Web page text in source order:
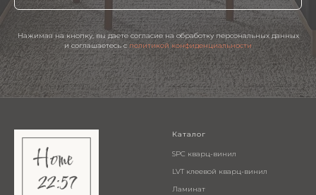
Нажимая на кнопку, вы даете согласие на обработку персональных данных
и соглашаетесь c политикой конфиденциальности
Каталог
SPC кварц-винил
LVT клеевой кварц-винил
Ламинат